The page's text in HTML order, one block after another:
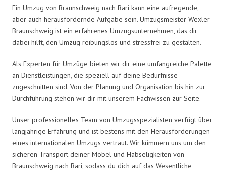
Ein Umzug von Braunschweig nach Bari kann eine aufregende,
aber auch herausfordernde Aufgabe sein. Umzugsmeister Wexler
Braunschweig ist ein erfahrenes Umzugsunternehmen, das dir
dabei hilft, den Umzug reibungslos und stressfrei zu gestalten.
Als Experten für Umzüge bieten wir dir eine umfangreiche Palette
an Dienstleistungen, die speziell auf deine Bedürfnisse
zugeschnitten sind. Von der Planung und Organisation bis hin zur
Durchführung stehen wir dir mit unserem Fachwissen zur Seite.
Unser professionelles Team von Umzugsspezialisten verfügt über
langjährige Erfahrung und ist bestens mit den Herausforderungen
eines internationalen Umzugs vertraut. Wir kümmern uns um den
sicheren Transport deiner Möbel und Habseligkeiten von
Braunschweig nach Bari, sodass du dich auf das Wesentliche